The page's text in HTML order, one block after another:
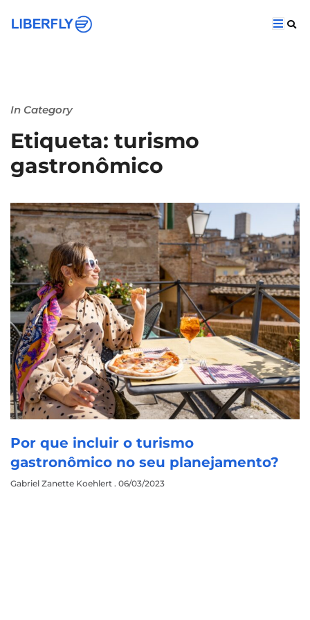
In Category
Etiqueta: turismo
gastronômico
Por que incluir o turismo
gastronômico no seu planejamento?
Gabriel Zanette Koehlert 06/03/2023